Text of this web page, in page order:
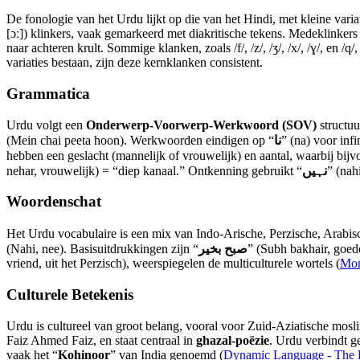
De fonologie van het Urdu lijkt op die van het Hindi, met kleine
[ɔː]) klinkers, vaak gemarkeerd met diakritische tekens.
naar achteren krult. Sommige klanken, zoals /f/, /z/, /ʒ/, /x/, /ɣ/, en /
variaties bestaan, zijn deze kernklanken consistent.
Grammatica
Urdu volgt een Onderwerp-Voorwerp-Werkwoord (SOV)
(Mein chai peeta hoon). Werkwoorden eindigen op “نا” (na) voor
hebben een geslacht (mannelijk of vrouwelijk) en aantal, waarbij
nehar, vrouwelijk) = “diep kanaal.” Ontkenning gebruikt “نہیں”
Woordenschat
Het Urdu vocabulaire is een mix van Indo-Arische, Perzische,
(Nahi, nee). Basisuitdrukkingen zijn “ صبح بخیر” (Subh bakhair,
vriend, uit het Perzisch), weerspiegelen de multiculturele wortels (
Culturele Betekenis
Urdu is cultureel van groot belang, vooral voor Zuid-Aziatische
Faiz Ahmed Faiz, en staat centraal in ghazal-poëzie. Urdu verbindt
vaak het “Kohinoor” van India genoemd (Dynamic Language - The